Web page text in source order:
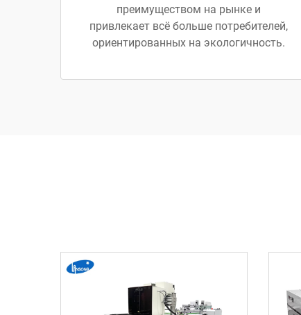
преимуществом на рынке и
привлекает всё больше потребителей,
ориентированных на экологичность.